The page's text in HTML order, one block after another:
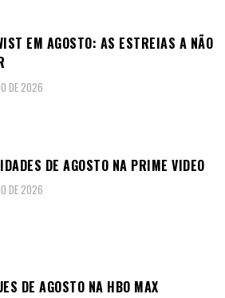
EM AGOSTO: AS ESTREIAS A NÃO
DE 2026
DE AGOSTO NA PRIME VIDEO
DE 2026
DE AGOSTO NA HBO MAX